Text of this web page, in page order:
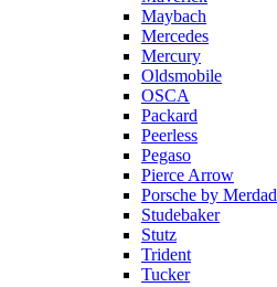
Maybach
Mercedes
Mercury
Oldsmobile
OSCA
Packard
Peerless
Pegaso
Pierce Arrow
Porsche by Merdad
Studebaker
Stutz
Trident
Tucker